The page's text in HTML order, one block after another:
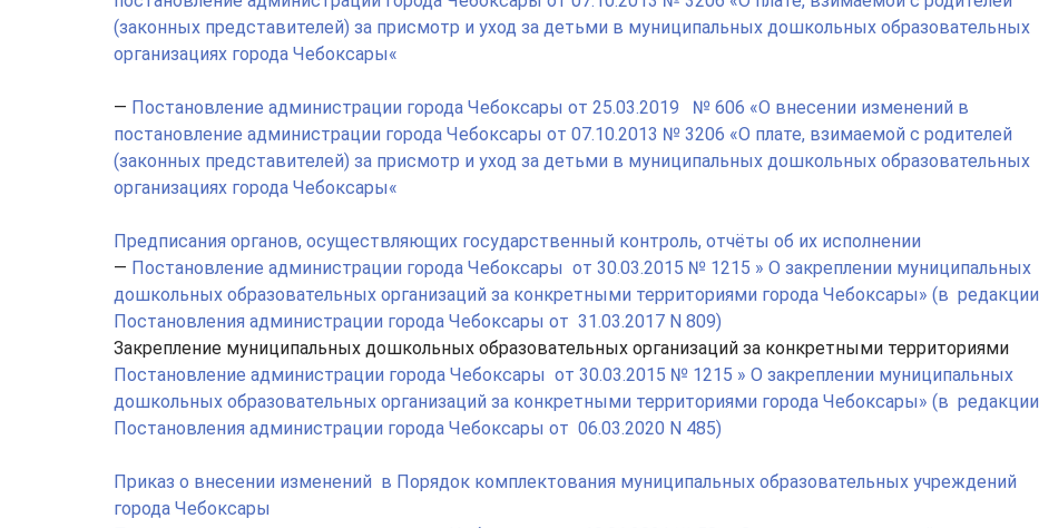
(законных представителей) за присмотр и уход за детьми в муниципальных дошкольных образовательных
организациях города Чебоксары«
— Постановление администрации города Чебоксары от 25.03.2019 № 606 «О внесении изменений в
постановление администрации города Чебоксары от 07.10.2013 № 3206 «О плате, взимаемой с родителей
(законных представителей) за присмотр и уход за детьми в муниципальных дошкольных образовательных
организациях города Чебоксары«
Предписания органов, осуществляющих государственный контроль, отчёты об их исполнении
— Постановление администрации города Чебоксары от 30.03.2015 № 1215 » О закреплении муниципальных
дошкольных образовательных организаций за конкретными территориями города Чебоксары» (в редакции
Постановления администрации города Чебоксары от 31.03.2017 N 809)
Закрепление муниципальных дошкольных образовательных организаций за конкретными территориями
Постановление администрации города Чебоксары от 30.03.2015 № 1215 » О закреплении муниципальных
дошкольных образовательных организаций за конкретными территориями города Чебоксары» (в редакции
Постановления администрации города Чебоксары от 06.03.2020 N 485)
Приказ о внесении изменений в Порядок комплектования муниципальных образовательных учреждений
города Чебоксары